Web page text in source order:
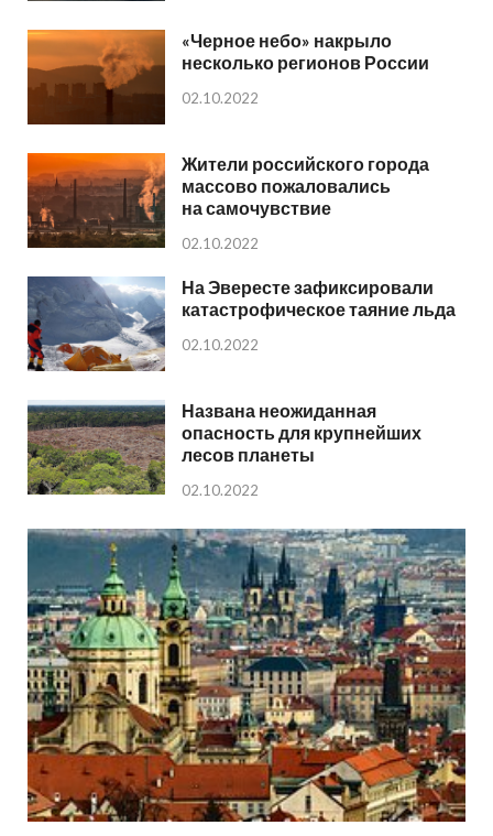
«Черное небо» накрыло
несколько регионов России
02.10.2022
Жители российского города
массово пожаловались
на самочувствие
02.10.2022
На Эвересте зафиксировали
катастрофическое таяние льда
02.10.2022
Названа неожиданная
опасность для крупнейших
лесов планеты
02.10.2022